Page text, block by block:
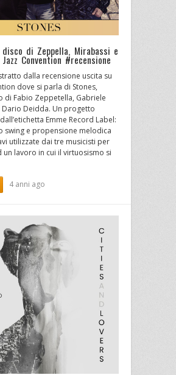
di Zeppella, Mirabassi e
Convention #recensione
dalla recensione uscita su
dove si parla di Stones,
di Fabio Zeppetella, Gabriele
Dario Deidda. Un progetto
Emme Record Label:
swing e propensione melodica
utilizzate dai tre musicisti per
un lavoro in cui il virtuosismo si
4 anni ago